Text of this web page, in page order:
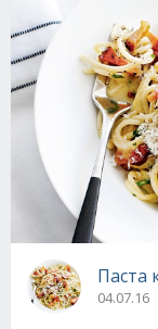
Паста
04.07.16